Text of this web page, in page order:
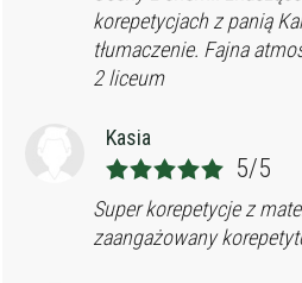
korepetycjach z panią
tłumaczenie. Fajna
2 liceum
Kasia
5/5
Super korepetycje z
zaangażowany